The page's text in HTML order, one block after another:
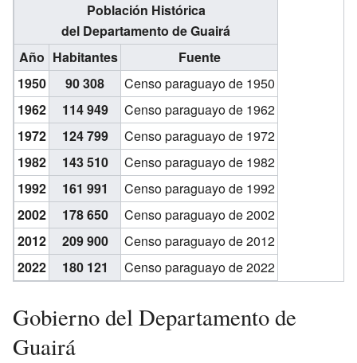
Población Histórica
del Departamento de Guairá
Año Habitantes
Fuente
1950
90 308
Censo paraguayo de 1950
1962
114 949
Censo paraguayo de 1962
1972
124 799
Censo paraguayo de 1972
1982
143 510
Censo paraguayo de 1982
1992
161 991
Censo paraguayo de 1992
2002
178 650
Censo paraguayo de 2002
2012
209 900
Censo paraguayo de 2012
2022
180 121 Censo paraguayo de 2022
Gobierno del Departamento de
Guairá